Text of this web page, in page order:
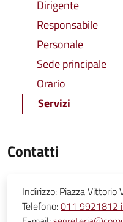
Dirigente
Responsabile
Personale
Sede principale
Orario
Servizi
Contatti
Indirizzo: Piazza Vittorio
Telefono:011 9921812